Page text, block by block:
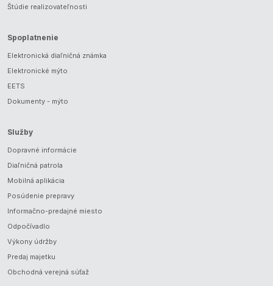
Štúdie realizovateľnosti
Spoplatnenie
Elektronická diaľničná známka
Elektronické mýto
EETS
Dokumenty - mýto
Služby
Dopravné informácie
Diaľničná patrola
Mobilná aplikácia
Posúdenie prepravy
Informačno-predajné miesto
Odpočívadlo
Výkony údržby
Predaj majetku
Obchodná verejná súťaž